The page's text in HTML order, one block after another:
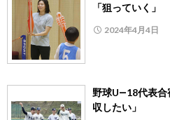
「狙っていく」
2024年4月4日
野球U―18代表合
収したい」